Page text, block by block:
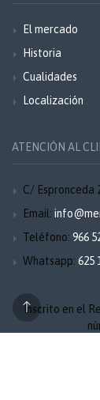
El mercado
Historia
Cualidades
Localización
ATENCIÓN AL
C/ Espronceda
Email:
Teléfono: 966
Whatsapp: 625
Inscrito en el